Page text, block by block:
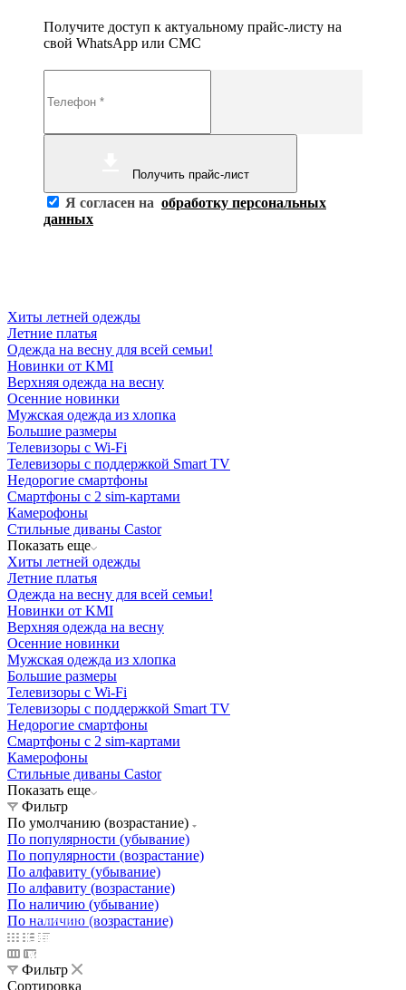
Получите доступ к актуальному прайс-листу на
свой WhatsApp или СМС
Получить прайс-лист
Я согласен на обработку персональных
данных
Хиты летней одежды
Летние платья
Одежда на весну для всей семьи!
Новинки от KMI
Верхняя одежда на весну
Осенние новинки
Мужская одежда из хлопка
Большие размеры
Телевизоры с Wi-Fi
Телевизоры с поддержкой Smart TV
Недорогие смартфоны
Смартфоны с 2 sim-картами
Камерофоны
Стильные диваны Castor
Показать еще
Хиты летней одежды
Летние платья
Одежда на весну для всей семьи!
Новинки от KMI
Верхняя одежда на весну
Осенние новинки
Мужская одежда из хлопка
Большие размеры
Телевизоры с Wi-Fi
Телевизоры с поддержкой Smart TV
Недорогие смартфоны
Смартфоны с 2 sim-картами
Камерофоны
Стильные диваны Castor
Показать еще
Фильтр
По умолчанию (возрастание)
По популярности (убывание)
По популярности (возрастание)
По алфавиту (убывание)
По алфавиту (возрастание)
По наличию (убывание)
По наличию (возрастание)
Фильтр
Сортировка
Освещение
Здания префектуры ТиНАО
Освещение
Калужский завод путевых машин и гидроприводов
Освещение
СТРОИТЕЛЬНЫЙ ГИПЕРМАРКЕТ «ЛЕРУА
МЕРЛЕН»
Освещение
Железнодорожный вокзал Арзамас-1